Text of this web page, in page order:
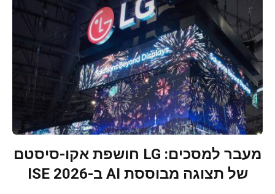
מעבר למסכים: LG חושפת אקו-סיסטם
של תצוגה מבוססת AI ב-ISE 2026